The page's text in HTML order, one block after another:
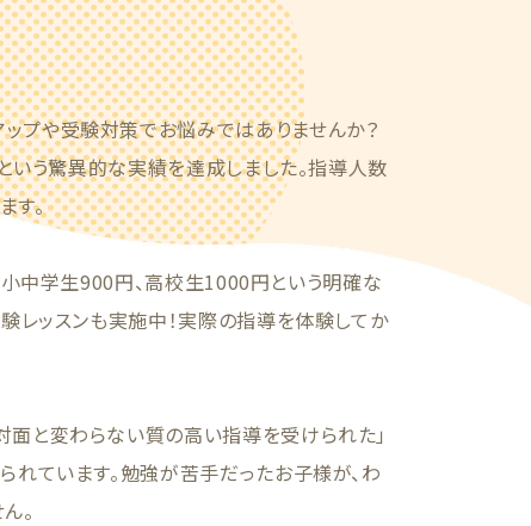
プや受験対策でお悩みではありませんか？
う驚異的な実績を達成しました。指導人数
す。
小中学生900円、高校生1000円という明確な
レッスンも実施中！実際の指導を体験してか
と変わらない質の高い指導を受けられた」
れています。勉強が苦手だったお子様が、わ
。